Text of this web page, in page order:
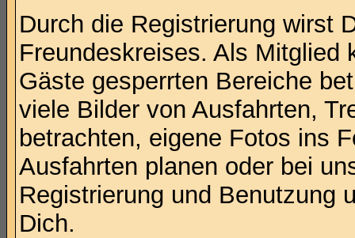
Durch die Registrierung wirst
Freundeskreises. Als Mitglied
Gäste gesperrten Bereiche
viele Bilder von Ausfahrten,
betrachten, eigene Fotos ins
Ausfahrten planen oder bei
Registrierung und Benutzung
Dich.